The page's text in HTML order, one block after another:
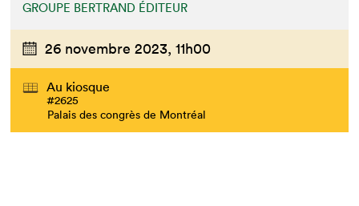
GROUPE BERTRAND ÉDITEUR
26 novembre 2023, 11h00
Au kiosque
#2625
Palais des congrès de Montréal